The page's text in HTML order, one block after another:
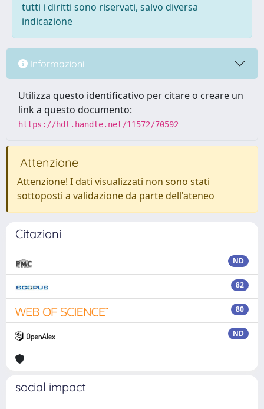
tutti i diritti sono riservati, salvo diversa
indicazione
Informazioni
Utilizza questo identificativo per citare o creare un
link a questo documento:
https://hdl.handle.net/11572/70592
Attenzione
Attenzione! I dati visualizzati non sono stati
sottoposti a validazione da parte dell'ateneo
Citazioni
ND
82
80
ND
social impact